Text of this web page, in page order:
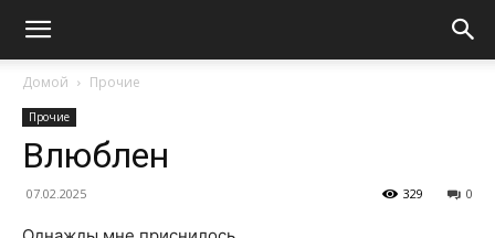
Домой Прочие
Прочие
Влюблен
07.02.2025 0
329